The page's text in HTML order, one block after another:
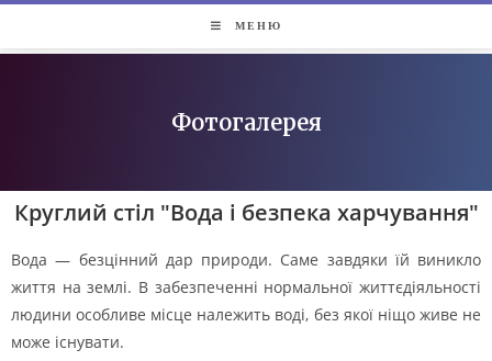
МЕНЮ
Фотогалерея
Круглий стіл "Вода і безпека харчування"
Вода — безцінний дар природи. Саме завдяки їй виникло
життя на землі. В забезпеченні нормальної життєдіяльності
людини особливе місце належить воді, без якої ніщо живе не
може існувати.